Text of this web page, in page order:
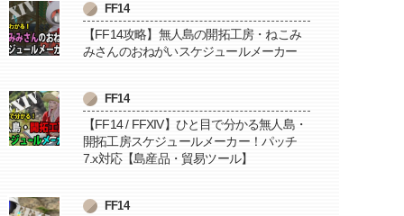
FF14
【FF14攻略】無人島の開拓工房・ねこみ
みさんのおねがいスケジュールメーカー
FF14
【FF14 / FFXIV】ひと目で分かる無人島・
開拓工房スケジュールメーカー！パッチ
7.x対応【島産品・貿易ツール】
FF14